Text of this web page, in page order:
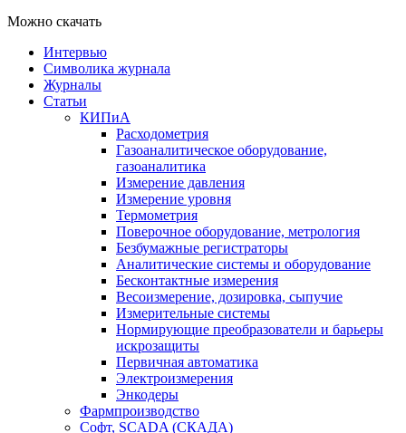
Можно скачать
Интервью
Символика журнала
Журналы
Статьи
КИПиА
Расходометрия
Газоаналитическое оборудование,
газоаналитика
Измерение давления
Измерение уровня
Термометрия
Поверочное оборудование, метрология
Безбумажные регистраторы
Аналитические системы и оборудование
Бесконтактные измерения
Весоизмерение, дозировка, сыпучие
Измерительные системы
Нормирующие преобразователи и барьеры
искрозащиты
Первичная автоматика
Электроизмерения
Энкодеры
Фармпроизводство
Софт, SCADA (СКАДА)